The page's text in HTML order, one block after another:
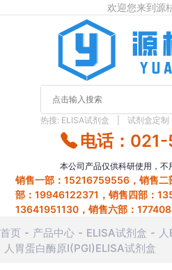
欢迎您来到源
热搜: ELISA试剂盒 试剂盒定制
电话：
本公司产品仅供科研使用，不
销售一部：15216759556，销售
部：19946122371，销售四部：
13641951130，销售六部：
首页 产品中心 ELISA试剂盒
人胃蛋白酶原Ⅰ(PGⅠ)ELISA试剂盒